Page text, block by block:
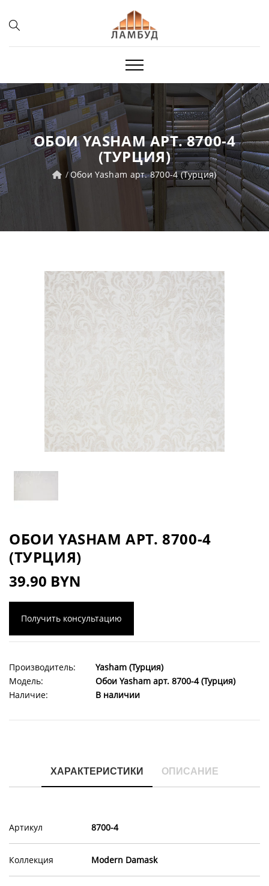
ОБОИ YASHAM АРТ. 8700-4
(ТУРЦИЯ)
Обои Yasham арт. 8700-4 (Турция)
ОБОИ YASHAM АРТ. 8700-4
(ТУРЦИЯ)
39.90 BYN
Получить консультацию
Производитель:
Yasham (Турция)
Модель:
Обои Yasham арт. 8700-4 (Турция)
Наличие:
В наличии
ХАРАКТЕРИСТИКИ ОПИСАНИЕ
Артикул 8700-4
Коллекция Modern Damask